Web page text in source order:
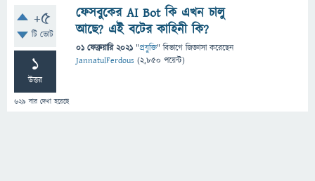
+5
টি ভোট
1
উত্তর
629 বার দেখা হয়েছে
ফেসবুকের AI Bot কি এখন চালু
আছে? এই বটের কাহিনী কি?
01 ফেব্রুয়ারি 2021 "প্রযুক্তি" বিভাগে জিজ্ঞাসাকরেছেন
JannatulFerdous (2,850 পয়েন্ট)